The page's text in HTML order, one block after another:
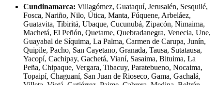
Cundinamarca: Villagómez, Guataquí, Jerusalén, Sesquilé,
Fosca, Nariño, Nilo, Útica, Manta, Fúquene, Arbeláez,
Guatavita, Tibiritá, Ubaque, Cucunubá, Zipacón, Nimaima,
Machetá, El Peñón, Quetame, Quebradanegra, Venecia, Une,
Guayabal de Síquima, La Palma, Carmen de Carupa, Junín,
Quipile, Pacho, San Cayetano, Granada, Tausa, Sutatausa,
Yacopí, Cachipay, Gachetá, Vianí, Sasaima, Bituima, La
Peña, Chipaque, Vergara, Tibacuy, Paratebueno, Nocaima,
Topaipí, Chaguaní, San Juan de Rioseco, Gama, Gachalá,